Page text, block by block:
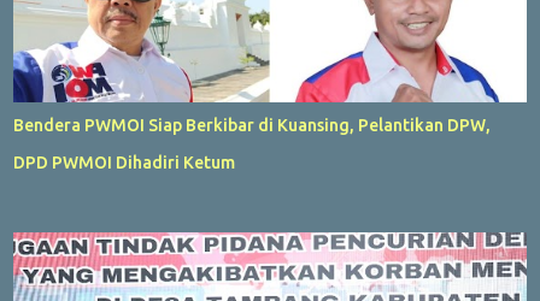
Bendera PWMOI Siap Berkibar di Kuansing, Pelantikan DPW,
DPD PWMOI Dihadiri Ketum